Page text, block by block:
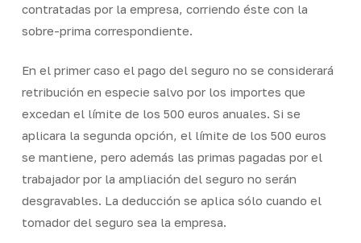
contratadas por la empresa, corriendo éste con la
sobre-prima correspondiente.
En el primer caso el pago del seguro no se considerará
retribución en especie salvo por los importes que
excedan el límite de los 500 euros anuales. Si se
aplicara la segunda opción, el límite de los 500 euros
se mantiene, pero además las primas pagadas por el
trabajador por la ampliación del seguro no serán
desgravables. La deducción se aplica sólo cuando el
tomador del seguro sea la empresa.